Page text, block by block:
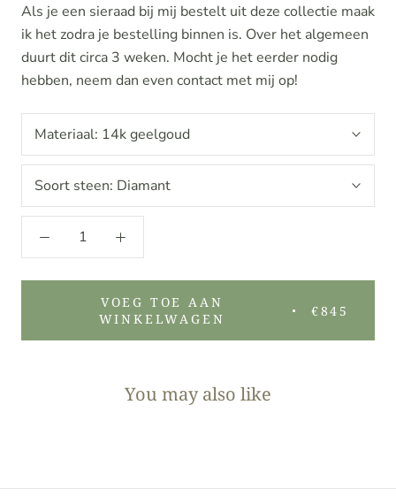
Als je een sieraad bij mij bestelt uit deze collectie maak
ik het zodra je bestelling binnen is. Over het algemeen
duurt dit circa 3 weken. Mocht je het eerder nodig
hebben, neem dan even contact met mij op!
Materiaal: 14k geelgoud
Soort steen: Diamant
VOEG TOE AAN
WINKELWAGEN
€845
You may also like